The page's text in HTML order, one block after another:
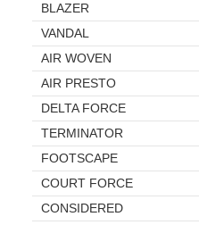
BLAZER
VANDAL
AIR WOVEN
AIR PRESTO
DELTA FORCE
TERMINATOR
FOOTSCAPE
COURT FORCE
CONSIDERED